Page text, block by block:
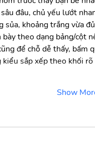
đâu, chủ yếu lướt
sủa, khoảng trắng vừa
theo dạng bảng/cột
để chỗ dễ thấy, bấm
sắp xếp theo khối
Show